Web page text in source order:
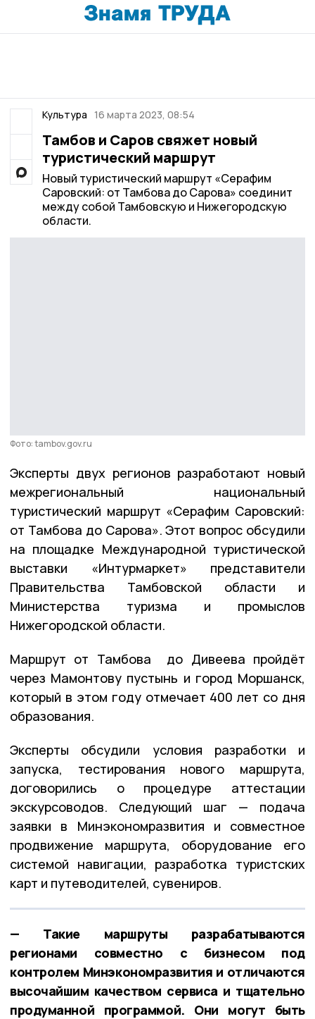
Культура 16 марта 2023, 08:54
Тамбов и Саров свяжет новый
туристический маршрут
Новый туристический маршрут «Серафим
Саровский: от Тамбова до Сарова» соединит
между собой Тамбовскую и Нижегородскую
области.
Фото: tambov.gov.ru
Эксперты двух регионов разработают новый
межрегиональный национальный
туристический маршрут «Серафим Саровский:
от Тамбова до Сарова». Этот вопрос обсудили
на площадке Международной туристической
выставки «Интурмаркет» представители
Правительства Тамбовской области и
Министерства туризма и промыслов
Нижегородской области.
Маршрут от Тамбова до Дивеева пройдёт
через Мамонтову пустынь и город Моршанск,
который в этом году отмечает 400 лет со дня
образования.
Эксперты обсудили условия разработки и
запуска, тестирования нового маршрута,
договорились о процедуре аттестации
экскурсоводов. Следующий шаг — подача
заявки в Минэкономразвития и совместное
продвижение маршрута, оборудование его
системой навигации, разработка туристских
карт и путеводителей, сувениров.
— Такие маршруты разрабатываются
регионами совместно с бизнесом под
контролем Минэкономразвития и отличаются
высочайшим качеством сервиса и тщательно
продуманной программой. Они могут быть